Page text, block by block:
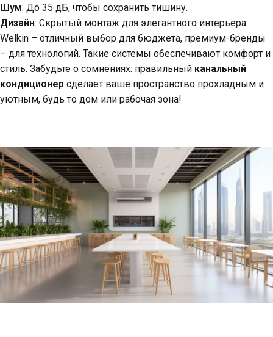
Шум: До 35 дБ, чтобы сохранить тишину.
Дизайн: Скрытый монтаж для элегантного интерьера.
Welkin – отличный выбор для бюджета, премиум-бренды
– для технологий. Такие системы обеспечивают комфорт и
стиль. Забудьте о сомнениях: правильный канальный
кондиционер сделает ваше пространство прохладным и
уютным, будь то дом или рабочая зона!